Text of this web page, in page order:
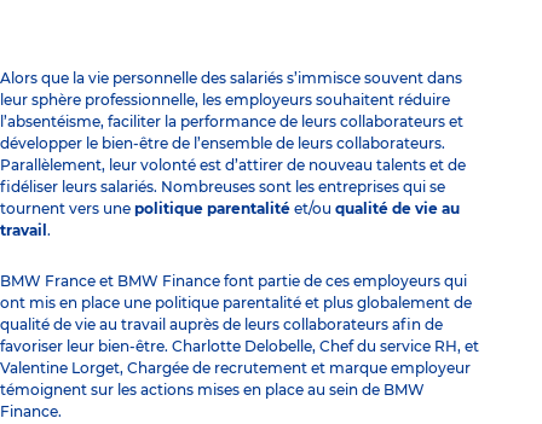
Alors que la vie personnelle des salariés s’immisce souvent dans
leur sphère professionnelle, les employeurs souhaitent réduire
l’absentéisme, faciliter la performance de leurs collaborateurs et
développer le bien-être de l’ensemble de leurs collaborateurs.
Parallèlement, leur volonté est d’attirer de nouveau talents et de
fidéliser leurs salariés. Nombreuses sont les entreprises qui se
tournent vers une politique parentalité et/ou qualité de vie au
travail .
BMW France et BMW Finance font partie de ces employeurs qui
ont mis en place une politique parentalité et plus globalement de
qualité de vie au travail auprès de leurs collaborateurs afin de
favoriser leur bien-être. Charlotte Delobelle, Chef du service RH, et
Valentine Lorget, Chargée de recrutement et marque employeur
témoignent sur les actions mises en place au sein de BMW
Finance.